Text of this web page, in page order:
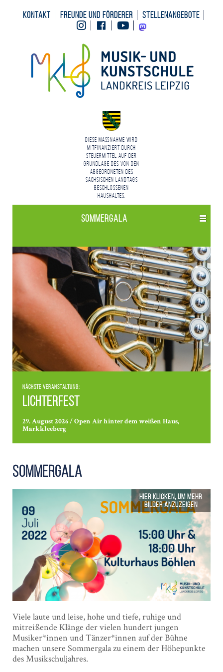
Kontakt Freunde und Förderer
Stellenangebote
InstagramFacebookYoutubeMastodon
Diese Maßnahme wird
mitfinanziert durch
Steuermittel auf der
Grundlage des von den
Abgeordneten des
Sächsischen Landtags
beschlossenen
Haushaltes.
Sommergala
Nächste Veranstaltung:
Lichterfest
29. August 2026 / Open Air hinter dem weißen Haus,
Markkleeberg
Sommergala
Viele laute und leise, hohe und tiefe, ruhige und
mitreißende Klänge der vielen hundert jungen
Musiker*innen und Tänzer*innen auf der Bühne
machen unsere Sommergala zu einem der Höhepunkte
des Musikschuljahres.